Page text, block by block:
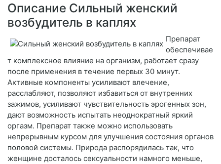
Описание Сильный женский
возбудитель в каплях
Препарат
обеспечивае
т комплексное влияние на организм, работает сразу
после применения в течение первых 30 минут.
Активные компоненты усиливают влечение,
расслабляют, позволяют избавиться от внутренних
зажимов, усиливают чувствительность эрогенных зон,
дают возможность испытать неоднократный яркий
оргазм. Препарат также можно использовать
непрерывным курсом для улучшения состояния органов
половой системы. Природа распорядилась так, что
женщине досталось сексуальности намного меньше,